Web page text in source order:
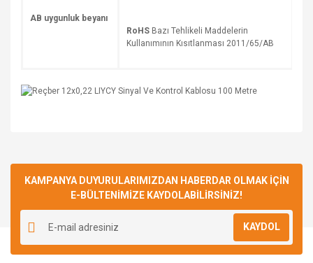
AB uygunluk beyanı
RoHS Bazı Tehlikeli Maddelerin
Kullanımının Kısıtlanması 2011/65/AB
Yorum Yaz
KAMPANYA DUYURULARIMIZDAN HABERDAR OLMAK İÇİN
E-BÜLTENİMİZE KAYDOLABİLİRSİNİZ!
KAYDOL